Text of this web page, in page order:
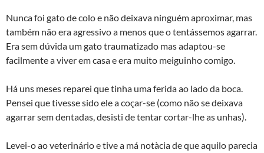
Nunca foi gato de colo e não deixava ninguém aproximar, mas
também não era agressivo a menos que o tentássemos agarrar.
Era sem dúvida um gato traumatizado mas adaptou-se
facilmente a viver em casa e era muito meiguinho comigo.
Há uns meses reparei que tinha uma ferida ao lado da boca.
Pensei que tivesse sido ele a coçar-se (como não se deixava
agarrar sem dentadas, desisti de tentar cortar-lhe as unhas).
Levei-o ao veterinário e tive a má notà­cia de que aquilo parecia